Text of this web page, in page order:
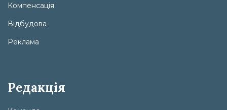
Компенсація
Відбудова
Реклама
Редакція